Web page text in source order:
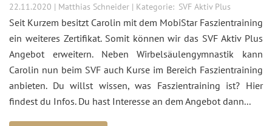
22.11.2020 | Matthias Schneider | Kategorie: SVF Aktiv Plus
Seit Kurzem besitzt Carolin mit dem MobiStar Faszientraining
ein weiteres Zertifikat. Somit können wir das SVF Aktiv Plus
Angebot erweitern. Neben Wirbelsäulengymnastik kann
Carolin nun beim SVF auch Kurse im Bereich Faszientraining
anbieten. Du willst wissen, was Faszientraining ist? Hier
findest du Infos. Du hast Interesse an dem Angebot dann...